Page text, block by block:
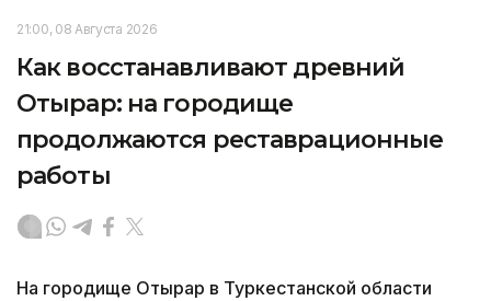
21:00, 08 Августа 2026
Как восстанавливают древний
Отырар: на городище
продолжаются реставрационные
работы
На городище Отырар в Туркестанской области